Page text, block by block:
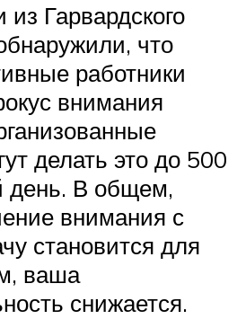
Гарвардского
что
работники
внимания
делать это до 500
день. В общем,
внимания с
становится для
ваша
снижается.